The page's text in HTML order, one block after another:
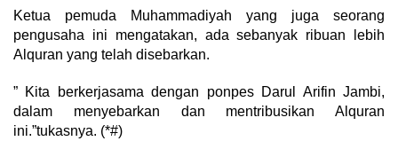
Ketua pemuda Muhammadiyah yang juga seorang
pengusaha ini mengatakan, ada sebanyak ribuan lebih
Alquran yang telah disebarkan.
” Kita berkerjasama dengan ponpes Darul Arifin Jambi,
dalam menyebarkan dan mentribusikan Alquran
ini.”tukasnya. (*#)